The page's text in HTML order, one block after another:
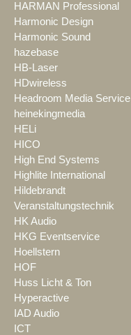
HARMAN Professional
Harmonic Design
Harmonic Sound
hazebase
HB-Laser
HDwireless
Headroom Media Service
heinekingmedia
HELi
HICO
High End Systems
Highlite International
Hildebrandt
Veranstaltungstechnik
HK Audio
HKG Eventservice
Hoellstern
HOF
Huss Licht & Ton
Hyperactive
IAD Audio
ICT